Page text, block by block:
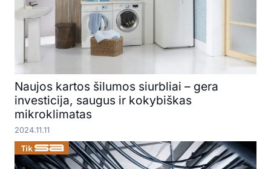
Naujos kartos šilumos siurbliai – gera
investicija, saugus ir kokybiškas
mikroklimatas
2024.11.11